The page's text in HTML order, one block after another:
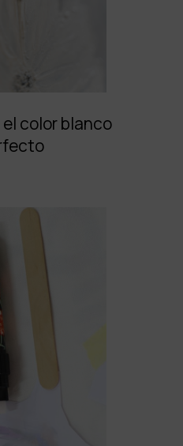
color blanco